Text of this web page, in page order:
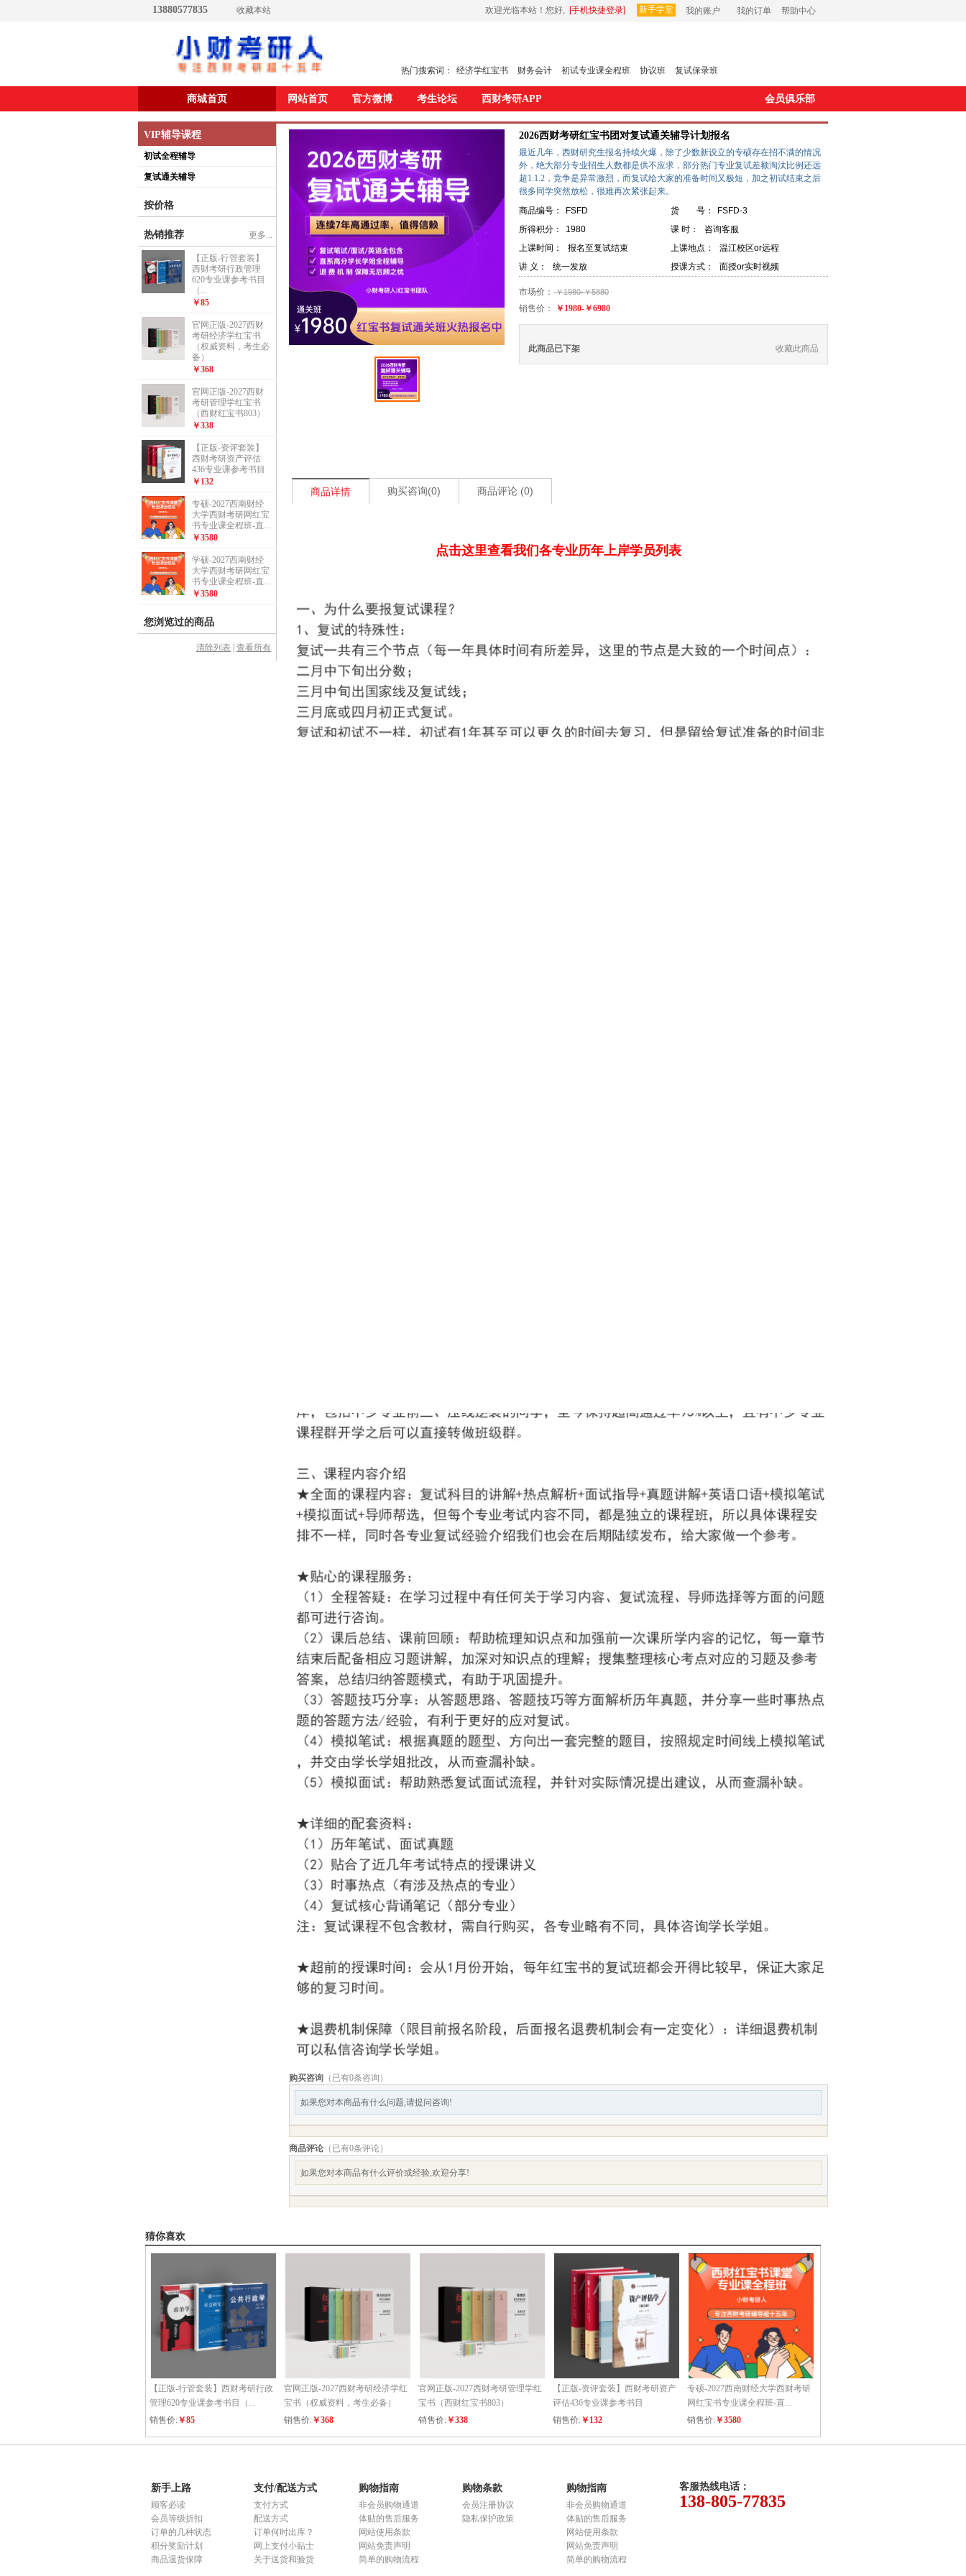
13880577835 收藏本站 帮助中心
我的订单
我的账户
新手学堂
您好, [手机快捷登录]
欢迎光临本站！
热门搜索词： 经济学红宝书 财务会计 初试专业课全程班 协议班 复试保录班
商城首页 网站首页 官方微博 考生论坛 西财考研APP 会员俱乐部
2026西财考研红宝书团对复试通关辅导计划报名
最近几年，西财研究生报名持续火爆，除了少数新设立的专硕存在招不满的情况
外，绝大部分专业招生人数都是供不应求，部分热门专业复试差额淘汰比例还远
超1:1.2，竞争是异常激烈，而复试给大家的准备时间又极短，加之初试结束之后
很多同学突然放松，很难再次紧张起来。
商品编号：
FSFD 货 号：
FSFD-3
所得积分：
1980 课 时：
咨询客服
上课时间：
报名至复试结束 上课地点：
温江校区or远程
讲 义：
统一发放 授课方式： 面授or实时视频
市场价： ￥1980-￥5880
销售价： ￥1980-￥6980
此商品已下架 收藏此商品
商品详情 购买咨询(0) 商品评论 (0)
点击这里查看我们各专业历年上岸学员列表
购买咨询 （已有0条咨询）
如果您对本商品有什么问题,请提问咨询!
商品评论 （已有0条评论）
如果您对本商品有什么评价或经验,欢迎分享!
VIP辅导课程
初试全程辅导
复试通关辅导
按价格
热销推荐
【正版-行管套装】
西财考研行政管理
620专业课参考书目
（...
￥85
官网正版-2027西财
考研经济学红宝书
（权威资料，考生必
备）
￥368
官网正版-2027西财
考研管理学红宝书
（西财红宝书803）
￥338
【正版-资评套装】
西财考研资产评估
436专业课参考书目
￥132
专硕-2027西南财经
大学西财考研网红宝
书专业课全程班-直...
￥3580
学硕-2027西南财经
大学西财考研网红宝
书专业课全程班-直...
￥3580
更多...
您浏览过的商品
清除列表 查看所有
猜你喜欢
【正版-行管套装】西财考研行政
管理620专业课参考书目（...
销售价: ￥85
官网正版-2027西财考研经济学红
宝书（权威资料，考生必备）
销售价: ￥368
官网正版-2027西财考研管理学红
宝书（西财红宝书803）
销售价: ￥338
【正版-资评套装】西财考研资产
评估436专业课参考书目
销售价: ￥132
专硕-2027西南财经大学西财考研
网红宝书专业课全程班-直...
销售价: ￥3580
新手上路
顾客必读
会员等级折扣
订单的几种状态
积分奖励计划
商品退货保障
支付/配送方式
支付方式
配送方式
订单何时出库？
网上支付小贴士
关于送货和验货
购物指南
非会员购物通道
体贴的售后服务
网站使用条款
网站免责声明
简单的购物流程
购物条款
会员注册协议
隐私保护政策
购物指南
非会员购物通道
体贴的售后服务
网站使用条款
网站免责声明
简单的购物流程
客服热线电话：
138-805-77835